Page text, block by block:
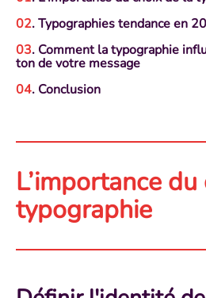
. Typographies tendance en
. Comment la typographie
ton de votre message
. Conclusion
L’importance
typographie